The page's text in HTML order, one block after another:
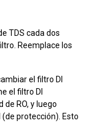
TDS cada dos
Reemplace los
el filtro DI
el filtro DI
RO, y luego
protección). Esto